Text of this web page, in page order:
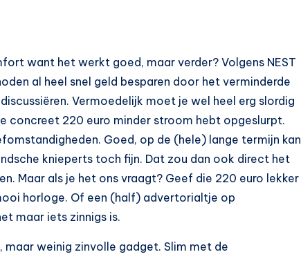
want het werkt goed, maar verder? Volgens NEST
al heel snel geld besparen door het verminderde
Vermoedelijk moet je wel heel erg slordig
concreet 220 euro minder stroom hebt opgeslurpt.
Goed, op de (hele) lange termijn kan
knieperts toch fijn. Dat zou dan ook direct het
Maar als je het ons vraagt? Geef die 220 euro lekker
horloge. Of een (half) advertorialtje op
maar iets zinnigs is.
maar weinig zinvolle gadget. Slim met de